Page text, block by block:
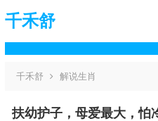
千禾舒
千禾舒 解说生肖
扶幼护子，母爱最大，怕